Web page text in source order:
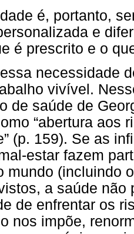
é, portanto,
e
é prescrito e o
necessidade
vivível.
de saúde de
“abertura aos
(p. 159). Se as
estar fazem
mundo (incluindo
a saúde não
de enfrentar os
nos impõe,